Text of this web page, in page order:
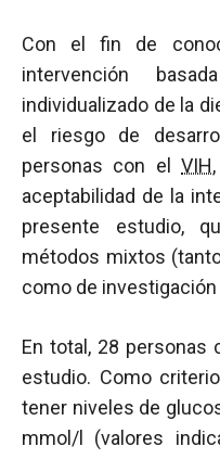
Con el fin de
intervención
individualizado de la
el riesgo de
personas con elVIH
aceptabilidad de la
presente estudio,
métodos mixtos
como de
En total, 28 personas
estudio. Como
tener niveles de
mmol/l (valores